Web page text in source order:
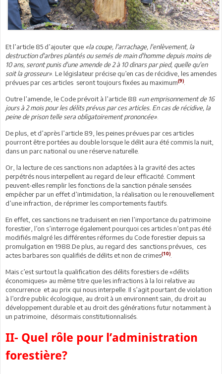
Et l’article 85 d’ajouter que «la coupe, l'arrachage, l'enlèvement, la
destruction d'arbres plantés ou semés de main d'homme depuis moins de
10 ans, seront punis d'une amende de 2 à 10 dinars par pied, quelle qu'en
soit la grosseur» . Le législateur précise qu’en cas de récidive, les amendes
prévues par ces articles seront toujours fixées au maximum(9)
Outre l’amende, le Code prévoit à l’article 88 «un emprisonnement de 16
jours à 2 mois pour les délits prévus par ces articles. En cas de récidive, la
peine de prison telle sera obligatoirement prononcée»
De plus, et d’après l’article 89, les peines prévues par ces articles
pourront être portées au double lorsque le délit aura été commis la nuit,
dans un parc national ou une réserve naturelle.
Or, la lecture de ces sanctions non adaptées à la gravité des actes
perpétrés nous interpellent au regard de leur efficacité. Comment
peuvent-elles remplir les fonctions de la sanction pénale sensées
empêcher par un effet d’intimidation, la réalisation ou le renouvellement
d’une infraction, de réprimer les comportements fautifs.
En effet, ces sanctions ne traduisent en rien l’importance du patrimoine
forestier, l’on s’interroge également pourquoi ces articles n’ont pas été
modifiés malgré les différentes réformes du Code forestier depuis sa
promulgation en 1988.De plus, au regard des sanctions prévues, ces
actes barbares son qualifiés de délits et non de crimes(10)
Mais c’est surtout la qualification des délits forestiers de «délits
économiques» au même titre que les infractions à la loi relative au
concurrence et au prix qui nous interpelle. Il s’agit pourtant de violation
à l’ordre public écologique, au droit à un environnent sain, du droit au
développement durable et au droit des générations futur notamment à
un patrimoine, désormais constitutionnalisés.
II- Quel rôle pour l’administration
forestière?